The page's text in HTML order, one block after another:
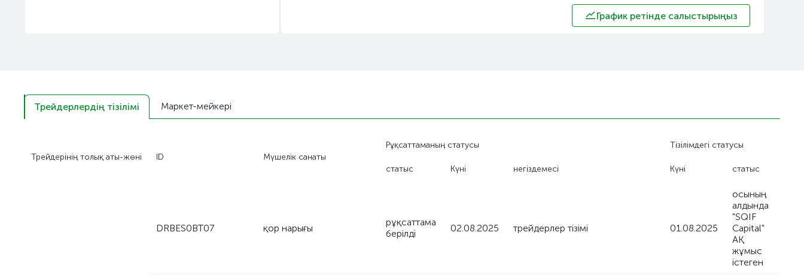
График ретінде салыстырыңыз
Трейдерлердің тізілімі Маркет-мейкері
Трейдерінің толық аты-жөні ID Мүшелік санаты
Рұқсаттаманың статусы Тізілімдегі статусы
статыс Күні негіздемесі Күні статыс
DRBES0BT07 қор нарығы
рұқсаттама
берілді
02.08.2025 трейдерлер тізімі 01.08.2025
осының
алдында
"SQIF
Capital"
АҚ
жұмыс
істеген